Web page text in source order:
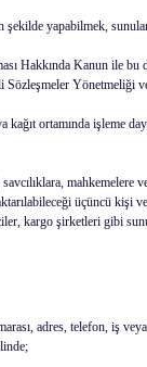
yapabilmek,
Hakkında Kanun ile
Sözleşmeler
ortamında
üçüncü kişi
kargo şirketleri
adres, telefon, iş